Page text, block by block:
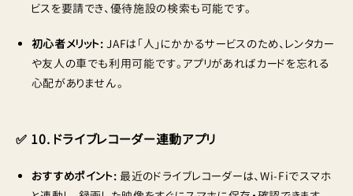
ビスを要請でき、優待施設の検索も可能です。
初心者メリット: JAFは「人」にかかるサービスのため、レンタカー
や友人の車でも利用可能です。アプリがあればカードを忘れる
心配がありません。
✅ 10. ドライブレコーダー連動アプリ
おすすめポイント: 最近のドライブレコーダーは、Wi-Fiでスマホ